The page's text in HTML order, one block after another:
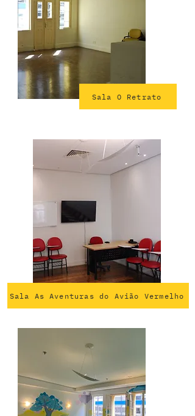
Sala O Retrato
Sala As Aventuras do Avião Vermelho